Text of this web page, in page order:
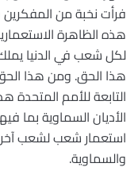
فرأت نخبة من
هذه الظاهرة
لكل شعب في الدنيا
هذا الحق. ومن هذا
التابعة للأمم
الأديان السماوية بما
استعمار شعب لشعب
والسماوية.